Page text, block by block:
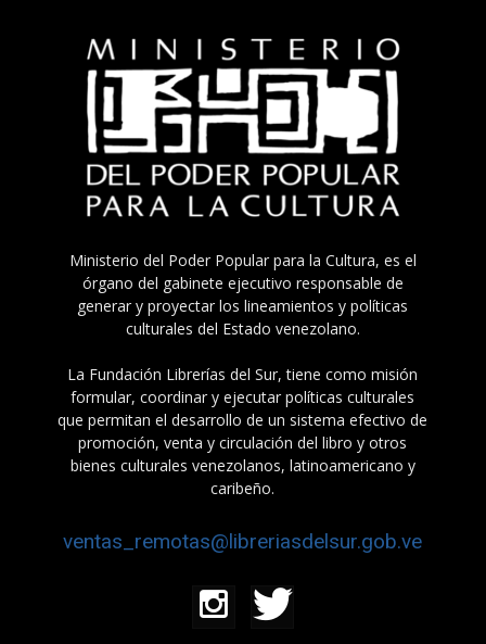
Ministerio del Poder Popular para la Cultura, es el
órgano del gabinete ejecutivo responsable de
generar y proyectar los lineamientos y políticas
culturales del Estado venezolano.
La Fundación Librerías del Sur, tiene como misión
formular, coordinar y ejecutar políticas culturales
que permitan el desarrollo de un sistema efectivo de
promoción, venta y circulación del libro y otros
bienes culturales venezolanos, latinoamericano y
caribeño.
ventas_remotas@libreriasdelsur.gob.ve